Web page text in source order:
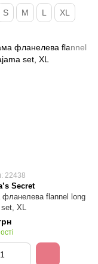
S M L XL
22438
Secret
фланелева flannel long
XL